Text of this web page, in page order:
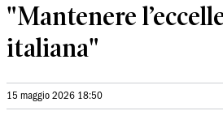
"Mantenere
italiana"
15 maggio 2026 18:50